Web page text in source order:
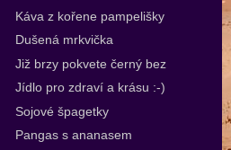
Káva z kořene pampelišky
Dušená mrkvička
Již brzy pokvete černý bez
Jídlo pro zdraví a krásu :-)
Sojové špagetky
Pangas s ananasem